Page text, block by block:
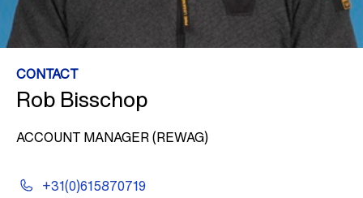
CONTACT
Rob Bisschop
ACCOUNT MANAGER (REWAG)
+31(0)615870719